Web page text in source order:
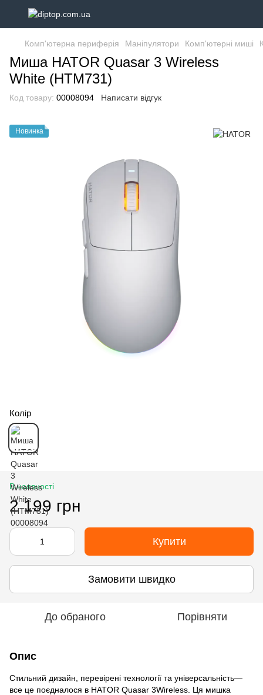
Комп'ютерна периферія Маніпулятори Комп'ютерні миші
Миша HATOR Quasar 3 Wireless
White (HTM731)
Код товару: 00008094 Написати відгук
Новинка
Колір
В наявності
2 199 грн
Купити
Замовити швидко
До обраного Порівняти
Опис
Стильний дизайн, перевірені технології та універсальність—
все це поєдналося в HATOR Quasar 3Wireless. Ця мишка